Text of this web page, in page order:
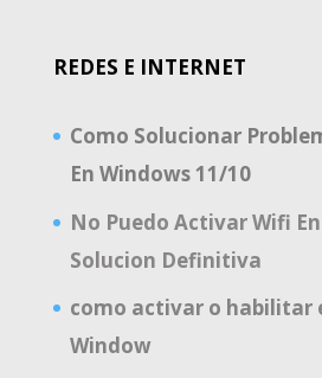
REDES E INTERNET
Como Solucionar
En Windows 11/10
No Puedo Activar Wifi
Solucion Definitiva
como activar o habilitar
Window